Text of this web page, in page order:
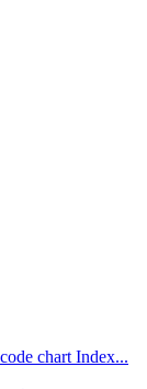
chart Index...